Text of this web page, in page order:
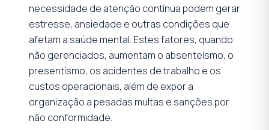
necessidade de atenção contínua podem gerar
estresse, ansiedade e outras condições que
afetam a saúde mental. Estes fatores, quando
não gerenciados, aumentam o absenteísmo, o
presentísmo, os acidentes de trabalho e os
custos operacionais, além de expor a
organização a pesadas multas e sanções por
não conformidade.